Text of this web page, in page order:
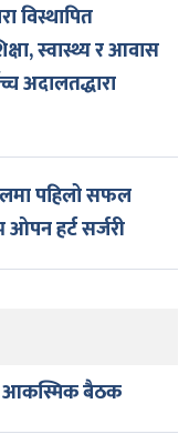
विस्थापित
स्वास्थ्य र आवास
अदालतद्धारा
पहिलो सफल
ओपन हर्ट सर्जरी
आकस्मिक बैठक